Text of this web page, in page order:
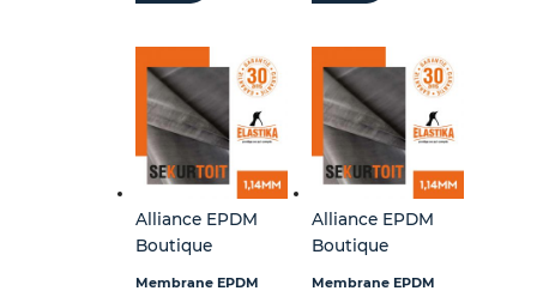
Alliance EPDM
Boutique
Membrane EPDM
Alliance EPDM
Boutique
Membrane EPDM